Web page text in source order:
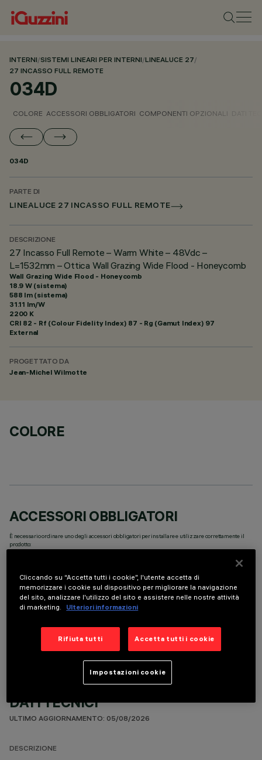
INTERNI/SISTEMI LINEARI PER INTERNI/LINEALUCE 27/
27 INCASSO FULL REMOTE
034D
COLORE ACCESSORI OBBLIGATORI COMPONENTI OPZIONALI
034D
PARTE DI
LINEALUCE 27 INCASSO FULL REMOTE
DESCRIZIONE
27 Incasso Full Remote – Warm White – 48Vdc –
L=1532mm – Ottica Wall Grazing Wide Flood - Honeycomb
Wall Grazing Wide Flood - Honeycomb
18.9 W (sistema)
588 lm (sistema)
31.11 lm/W
2200 K
CRI 82 - Rf (Colour Fidelity Index) 87 - Rg (Gamut Index) 97
External
PROGETTATO DA
Jean-Michel Wilmotte
COLORE
ACCESSORI OBBLIGATORI
È necessario ordinare uno degli accessori obbligatori per installare e utilizzare correttamente il
prodotto:
DATI TECNICI
ULTIMO AGGIORNAMENTO: 05/08/2026
DESCRIZIONE
Cliccando su “Accetta tutti i cookie”, l'utente accetta di
memorizzare i cookie sul dispositivo per migliorare la navigazione
del sito, analizzare l'utilizzo del sito e assistere nelle nostre attività
di marketing. Ulteriori informazioni
Rifiuta tutti Accetta tutti i cookie
Impostazioni cookie